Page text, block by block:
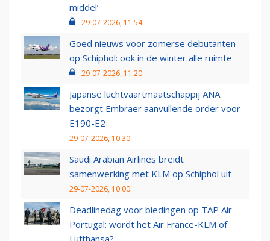
middel’
29-07-2026, 11:54
Goed nieuws voor zomerse debutanten
op Schiphol: ook in de winter alle ruimte
29-07-2026, 11:20
Japanse luchtvaartmaatschappij ANA
bezorgt Embraer aanvullende order voor
E190-E2
29-07-2026, 10:30
Saudi Arabian Airlines breidt
samenwerking met KLM op Schiphol uit
29-07-2026, 10:00
Deadlinedag voor biedingen op TAP Air
Portugal: wordt het Air France-KLM of